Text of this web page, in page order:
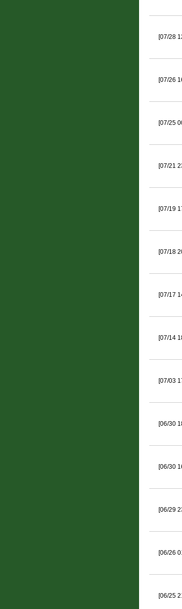
[07/28
[07/26
[07/25
[07/21
[07/19
[07/18
[07/17
[07/14
[07/03
[06/30
[06/30
[06/29
[06/26
[06/25